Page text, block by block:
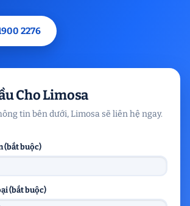
2276
Cho Limosa
tin bên dưới, Limosa sẽ liên hệ ngay.
(bắt buộc)
(bắt buộc)